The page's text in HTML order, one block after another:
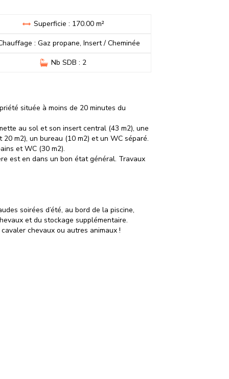
Superficie : 170.00 m²
: Gaz propane, Insert / Cheminée
Nb SDB : 2
située à moins de 20 minutes du
au sol et son insert central (43 m2), une
m2), un bureau (10 m2) et un WC séparé.
et WC (30 m2).
est en dans un bon état général. Travaux
soirées d’été, au bord de la piscine,
et du stockage supplémentaire.
chevaux ou autres animaux !